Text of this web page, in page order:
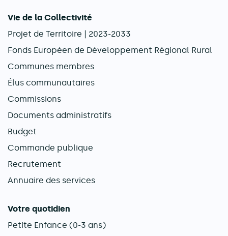
Vie de la Collectivité
Projet de Territoire | 2023-2033
Fonds Européen de Développement Régional Rural
Communes membres
Élus communautaires
Commissions
Documents administratifs
Budget
Commande publique
Recrutement
Annuaire des services
Votre quotidien
Petite Enfance (0-3 ans)